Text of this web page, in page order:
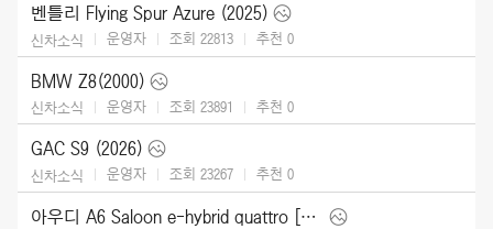
벤틀리 Flying Spur Azure (2025)
신차소식 운영자 조회 22813 추천 0
BMW Z8(2000)
신차소식 운영자 조회 23891 추천 0
GAC S9 (2026)
신차소식 운영자 조회 23267 추천 0
아우디 A6 Saloon e-hybrid quattro [UK] (2026)